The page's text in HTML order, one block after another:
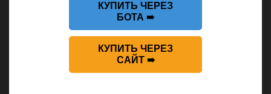
КУПИТЬ ЧЕРЕЗ
БОТА ➠
КУПИТЬ ЧЕРЕЗ
САЙТ ➠